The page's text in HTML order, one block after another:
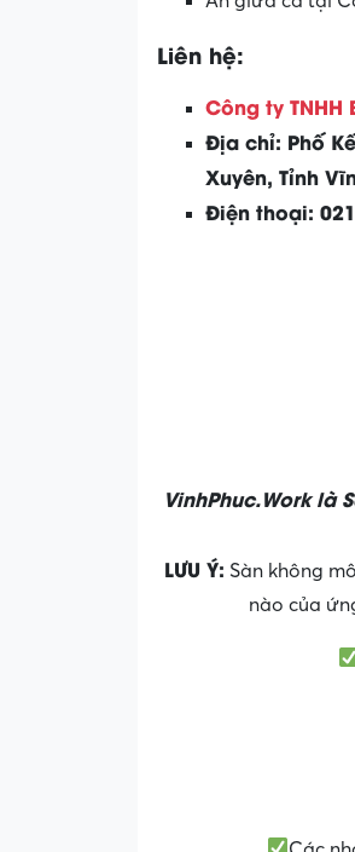
Liên hệ:
Công ty
Địa chỉ: Phố
Xuyên, Tỉnh
Điện thoại:
VinhPhuc.Work là
LƯU Ý: Sàn không
nào của